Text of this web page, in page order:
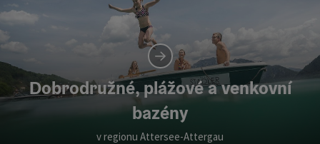
Dobrodružné, plážové a venkovní
bazény
v regionu Attersee-Attergau